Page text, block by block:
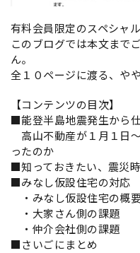
有料会員限定のスペシャ
このブログでは本文まで
ん。
全１０ページに渡る、や
【コンテンツの目次】
■能登半島地震発生から
高山不動産が１月１日
ったのか
■知っておきたい、震災
■みなし仮設住宅の対応
・みなし仮設住宅の概
・大家さん側の課題
・仲介会社側の課題
■さいごにまとめ